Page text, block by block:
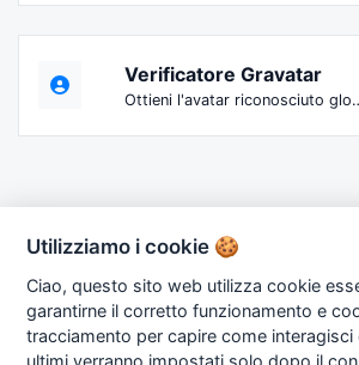
Verificatore Gravatar
Ottieni l'avatar
Copyright © 2026 OneTools.it.
Brunetti
Utilizziamo i cookie 🍪
Ciao, questo sito web utilizza cookie
garantirne il corretto funzionamento e
tracciamento per capire come
ultimi verranno impostati solo dopo il